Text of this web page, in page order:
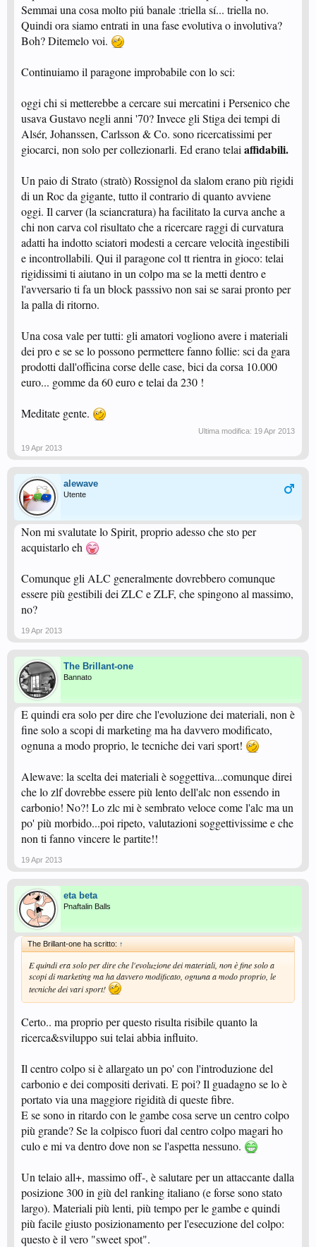
Semmai una cosa molto piú banale :triella sí... triella no.
Quindi ora siamo entrati in una fase evolutiva o involutiva?
Boh? Ditemelo voi.
Continuiamo il paragone improbabile con lo sci:
oggi chi si metterebbe a cercare sui mercatini i Persenico che
usava Gustavo negli anni '70? Invece gli Stiga dei tempi di
Alsér, Johanssen, Carlsson & Co. sono ricercatissimi per
giocarci, non solo per collezionarli. Ed erano telai affidabili.
Un paio di Strato (stratò) Rossignol da slalom erano più rigidi
di un Roc da gigante, tutto il contrario di quanto avviene
oggi. Il carver (la sciancratura) ha facilitato la curva anche a
chi non carva col risultato che a ricercare raggi di curvatura
adatti ha indotto sciatori modesti a cercare velocità ingestibili
e incontrollabili. Qui il paragone col tt rientra in gioco: telai
rigidissimi ti aiutano in un colpo ma se la metti dentro e
l'avversario ti fa un block passsivo non sai se sarai pronto per
la palla di ritorno.
Una cosa vale per tutti: gli amatori vogliono avere i materiali
dei pro e se se lo possono permettere fanno follie: sci da gara
prodotti dall'officina corse delle case, bici da corsa 10.000
euro... gomme da 60 euro e telai da 230 !
Meditate gente.
Ultima modifica: 19 Apr 2013
19 Apr 2013
alewave
Utente
Non mi svalutate lo Spirit, proprio adesso che sto per
acquistarlo eh
Comunque gli ALC generalmente dovrebbero comunque
essere più gestibili dei ZLC e ZLF, che spingono al massimo,
no?
19 Apr 2013
The Brillant-one
Bannato
E quindi era solo per dire che l'evoluzione dei materiali, non è
fine solo a scopi di marketing ma ha davvero modificato,
ognuna a modo proprio, le tecniche dei vari sport!
Alewave: la scelta dei materiali è soggettiva...comunque direi
che lo zlf dovrebbe essere più lento dell'alc non essendo in
carbonio! No?! Lo zlc mi è sembrato veloce come l'alc ma un
po' più morbido...poi ripeto, valutazioni soggettivissime e che
non ti fanno vincere le partite!!
19 Apr 2013
eta beta
Pnaftalin Balls
The Brillant-one ha scritto: ↑
E quindi era solo per dire che l'evoluzione dei materiali, non è fine solo a
scopi di marketing ma ha davvero modificato, ognuna a modo proprio, le
tecniche dei vari sport!
Certo.. ma proprio per questo risulta risibile quanto la
ricerca&sviluppo sui telai abbia influito.
Il centro colpo si è allargato un po' con l'introduzione del
carbonio e dei compositi derivati. E poi? Il guadagno se lo è
portato via una maggiore rigidità di queste fibre.
E se sono in ritardo con le gambe cosa serve un centro colpo
più grande? Se la colpisco fuori dal centro colpo magari ho
culo e mi va dentro dove non se l'aspetta nessuno.
Un telaio all+, massimo off-, è salutare per un attaccante dalla
posizione 300 in giù del ranking italiano (e forse sono stato
largo). Materiali più lenti, più tempo per le gambe e quindi
più facile giusto posizionamento per l'esecuzione del colpo:
questo è il vero "sweet spot".